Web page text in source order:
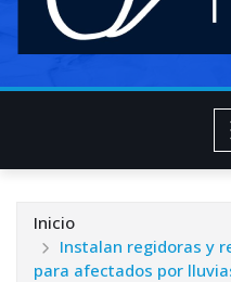
Inicio
Instalan regidoras y
para afectados por